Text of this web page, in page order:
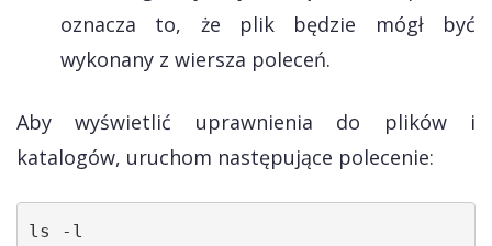
oznacza to, że plik będzie mógł być
wykonany z wiersza poleceń.
Aby wyświetlić uprawnienia do plików i
katalogów, uruchom następujące polecenie:
ls -l